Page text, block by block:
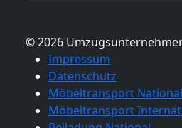
© 2026
Impressum
Datenschutz
Möbeltransport National
Möbeltransport